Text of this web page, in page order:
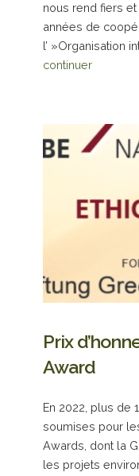
nous rend fiers
années de
l’ »Organisation
continuer
Prix
Award
En 2022, plus de
soumises pour
Awards, dont la
les projets